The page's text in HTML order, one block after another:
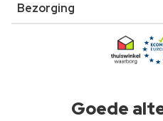
Bezorging
Goede